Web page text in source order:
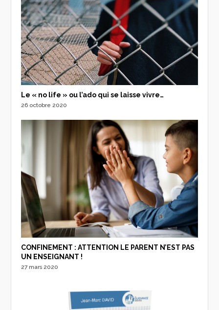
Le « no life » ou l’ado qui se laisse vivre…
26 octobre 2020
CONFINEMENT : ATTENTION LE PARENT N’EST PAS
UN ENSEIGNANT !
27 mars 2020